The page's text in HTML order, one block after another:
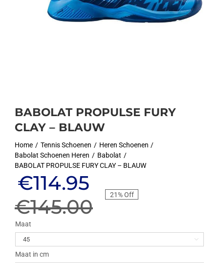
BABOLAT PROPULSE FURY
CLAY – BLAUW
Home Tennis Schoenen
Heren Schoenen
Babolat Schoenen Heren
Babolat
BABOLAT PROPULSE FURY CLAY – BLAUW
€145.00
Oorspronkelijke
prijs
was:
€145.00.
€114.95
Huidige
prijs
is:
€114.95.
21% Off
Maat

Maat in cm